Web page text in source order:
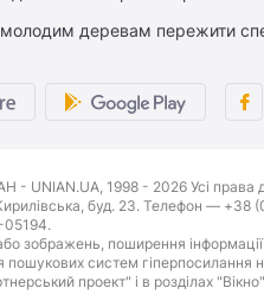
деревам пережити
- UNIAN.UA, 1998 - 2026 Усі права
буд. 23. Телефон — +38
05194.
зображень, поширення
пошукових систем
проект" і в розділах